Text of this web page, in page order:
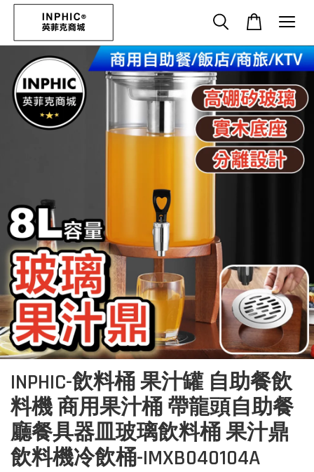
INPHIC-飲料桶 果汁罐 自助餐飲
料機 商用果汁桶 帶龍頭自助餐
廳餐具器皿玻璃飲料桶 果汁鼎
飲料機冷飲桶-IMXB040104A